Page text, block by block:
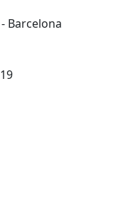
Barcelona